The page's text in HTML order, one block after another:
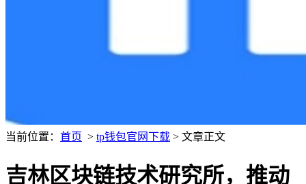
当前位置： 首页 > tp钱包官网下载 > 文章正文
吉林区块链技术研究所，推动